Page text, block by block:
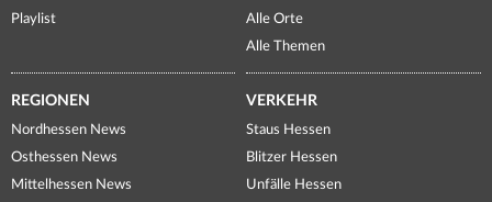
Playlist
Alle Orte
Alle Themen
REGIONEN
Nordhessen News
Osthessen News
Mittelhessen News
VERKEHR
Staus Hessen
Blitzer Hessen
Unfälle Hessen